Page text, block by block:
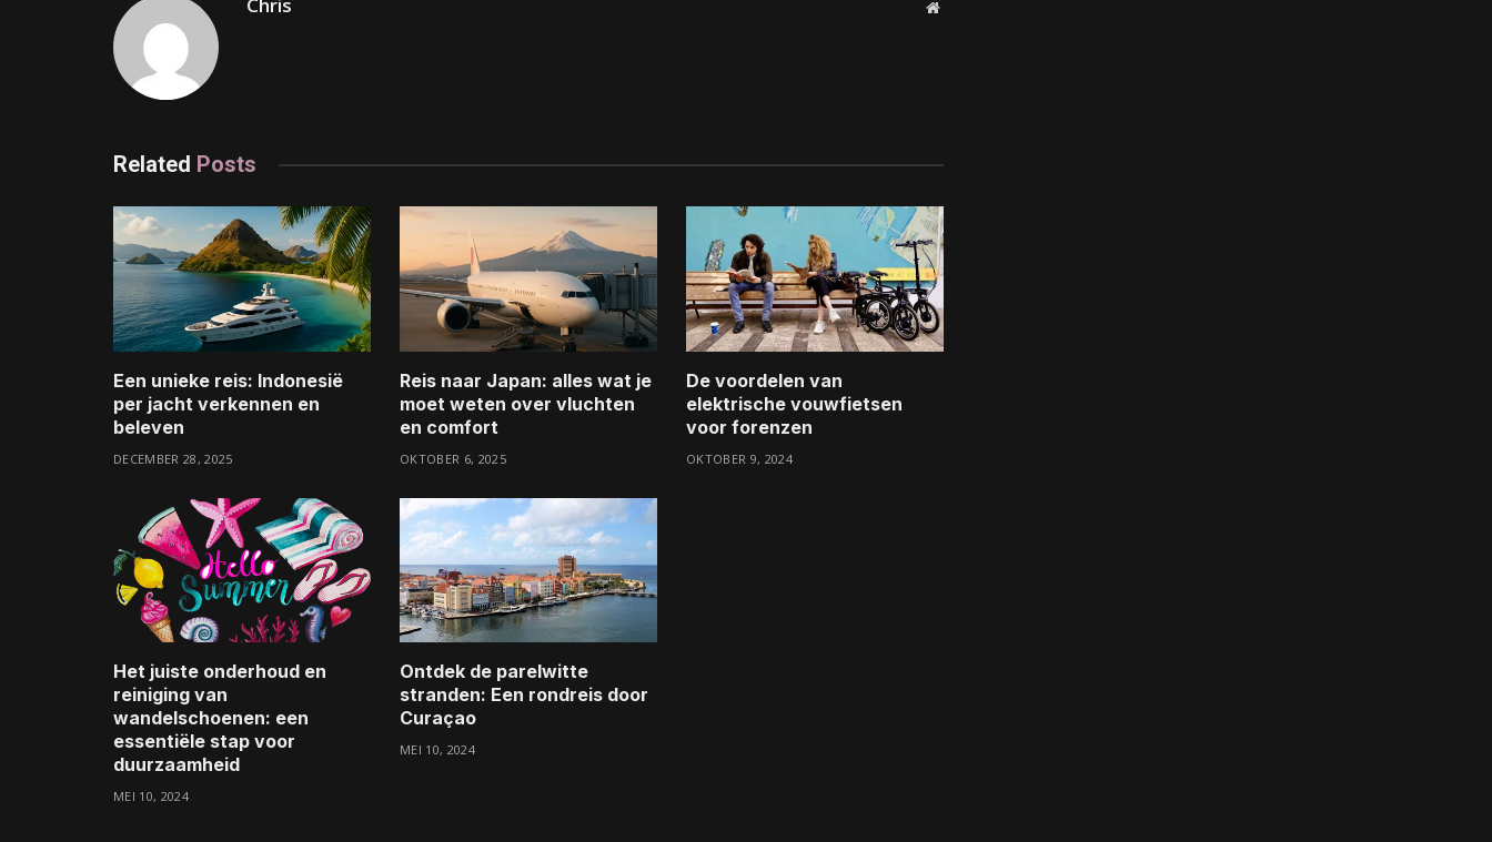
Website
Related Posts
Een unieke reis: Indonesië
per jacht verkennen en
beleven
DECEMBER 28, 2025
Reis naar Japan: alles wat je
moet weten over vluchten
en comfort
OKTOBER 6, 2025
De voordelen van
elektrische vouwfietsen
voor forenzen
OKTOBER 9, 2024
Het juiste onderhoud en
reiniging van
wandelschoenen: een
essentiële stap voor
duurzaamheid
MEI 10, 2024
Ontdek de parelwitte
stranden: Een rondreis door
Curaçao
MEI 10, 2024